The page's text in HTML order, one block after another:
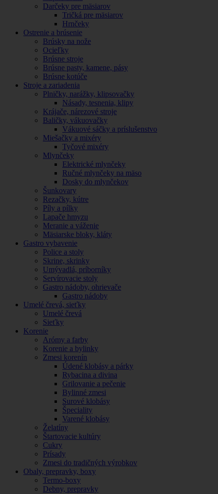
Darčeky pre mäsiarov
Tričká pre mäsiarov
Hrnčeky
Ostrenie a brúsenie
Brúsky na nože
Ocieľky
Brúsne stroje
Brúsne pasty, kamene, pásy
Brúsne kotúče
Stroje a zariadenia
Plničky, narážky, klipsovačky
Násady, tesnenia, klipy
Krájače, nárezové stroje
Baličky, vákuovačky
Vákuové sáčky a príslušenstvo
Miešačky a mixéry
Tyčové mixéry
Mlynčeky
Elektrické mlynčeky
Ručné mlynčeky na mäso
Dosky do mlynčekov
Šunkovary
Rezačky, kútre
Píly a pílky
Lapače hmyzu
Meranie a váženie
Mäsiarske bloky, kláty
Gastro vybavenie
Police a stoly
Skrine, skrinky
Umývadlá, príborníky
Servírovacie stoly
Gastro nádoby, ohrievače
Gastro nádoby
Umelé črevá, sieťky
Umelé črevá
Sieťky
Korenie
Arómy a farby
Korenie a bylinky
Zmesi korenín
Údené klobásy a párky
Rybacina a divina
Grilovanie a pečenie
Bylinné zmesi
Surové klobásy
Špeciality
Varené klobásy
Želatíny
Štartovacie kultúry
Cukry
Prísady
Zmesi do tradičných výrobkov
Obaly, prepravky, boxy
Termo-boxy
Debny, prepravky